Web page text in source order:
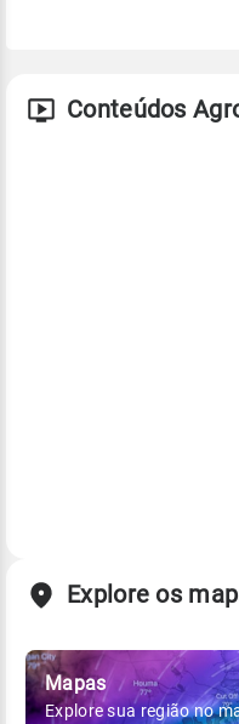
Conteúdos
Explore os
Mapas
Explore sua região no